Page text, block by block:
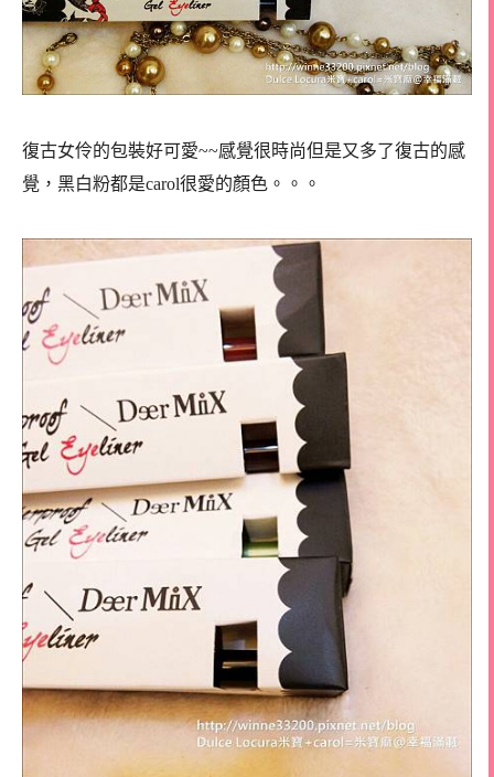
復古女伶的包裝好可愛~~感覺很時尚但是又多了復古的感
覺，黑白粉都是carol很愛的顏色。。。